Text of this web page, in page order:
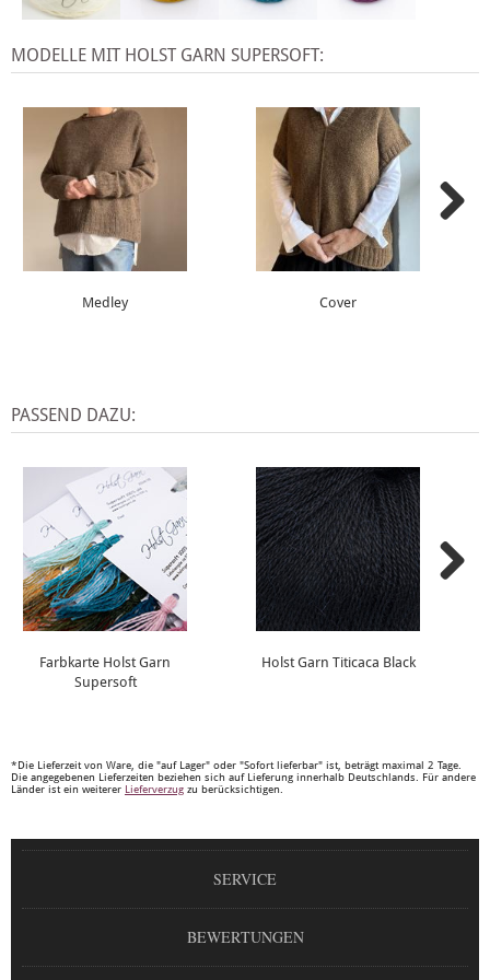
MODELLE MIT HOLST GARN SUPERSOFT:
Medley Cover
PASSEND DAZU:
Farbkarte Holst Garn
Supersoft
Holst Garn Titicaca Black
*Die Lieferzeit von Ware, die "auf Lager" oder "Sofort lieferbar" ist, beträgt maximal 2 Tage.
Die angegebenen Lieferzeiten beziehen sich auf Lieferung innerhalb Deutschlands. Für andere
Länder ist ein weiterer Lieferverzug zu berücksichtigen.
SERVICE
BEWERTUNGEN